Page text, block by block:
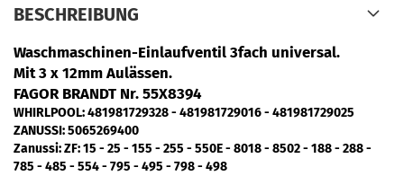
BESCHREIBUNG
Waschmaschinen-Einlaufventil 3fach universal.
Mit 3 x 12mm Aulässen.
FAGOR BRANDT Nr. 55X8394
WHIRLPOOL: 481981729328 - 481981729016 - 481981729025
ZANUSSI: 5065269400
Zanussi: ZF: 15 - 25 - 155 - 255 - 550E - 8018 - 8502 - 188 - 288 -
785 - 485 - 554 - 795 - 495 - 798 - 498